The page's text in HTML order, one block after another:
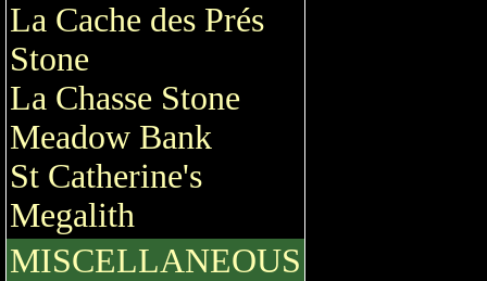
La Cache des Prés
Stone
La Chasse Stone
Meadow Bank
St Catherine's
Megalith
MISCELLANEOUS